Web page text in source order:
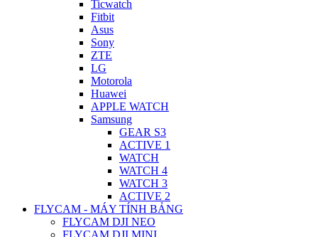
Ticwatch
Fitbit
Asus
Sony
ZTE
LG
Motorola
Huawei
APPLE WATCH
Samsung
GEAR S3
ACTIVE 1
WATCH
WATCH 4
WATCH 3
ACTIVE 2
FLYCAM - MÁY TÍNH BẢNG
FLYCAM DJI NEO
FLYCAM DJI MINI